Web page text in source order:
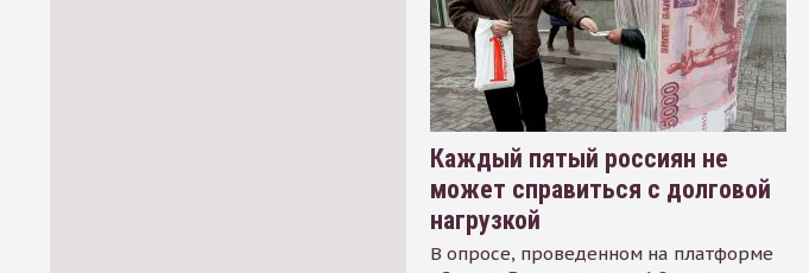
Каждый пятый россиян не
может справиться с долговой
нагрузкой
В опросе, проведенном на платформе